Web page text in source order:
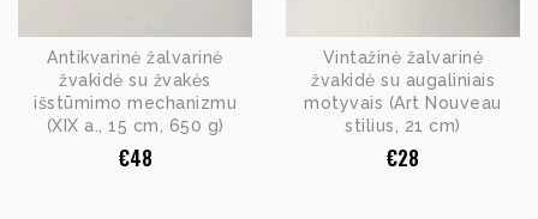
Antikvarinė žalvarinė
žvakidė su žvakės
išstūmimo mechanizmu
(XIX a., 15 cm, 650 g)
€48
Vintažinė žalvarinė
žvakidė su augaliniais
motyvais (Art Nouveau
stilius, 21 cm)
€28